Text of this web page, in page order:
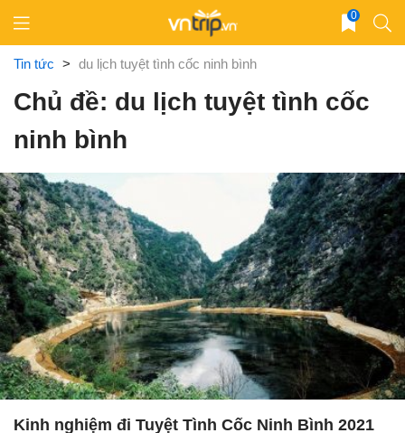
content
0
Tin tức > du lịch tuyệt tình cốc ninh bình
Chủ đề: du lịch tuyệt tình cốc
ninh bình
Kinh nghiệm đi Tuyệt Tình Cốc Ninh Bình 2021